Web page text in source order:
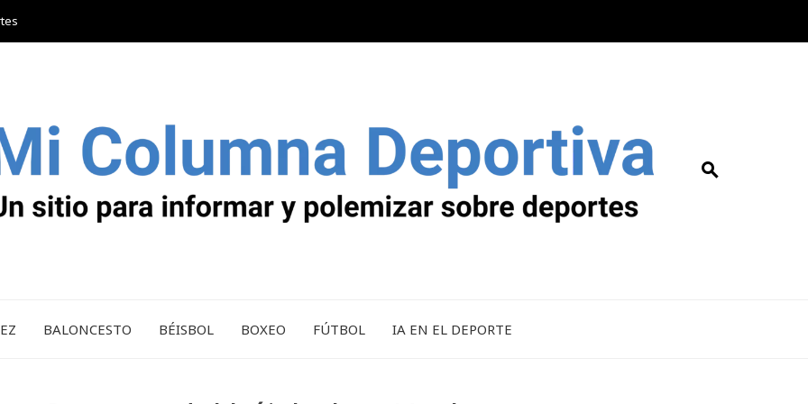
BALONCESTO BÉISBOL BOXEO FÚTBOL IA EN EL DEPORTE